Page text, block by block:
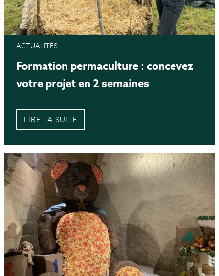
ACTUALITÉS
Formation permaculture : concevez
votre projet en 2 semaines
LIRE LA SUITE